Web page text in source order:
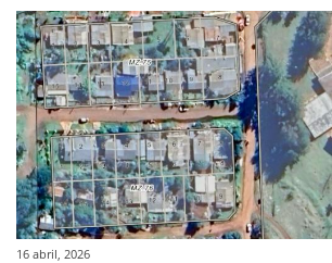
16 abril, 2026